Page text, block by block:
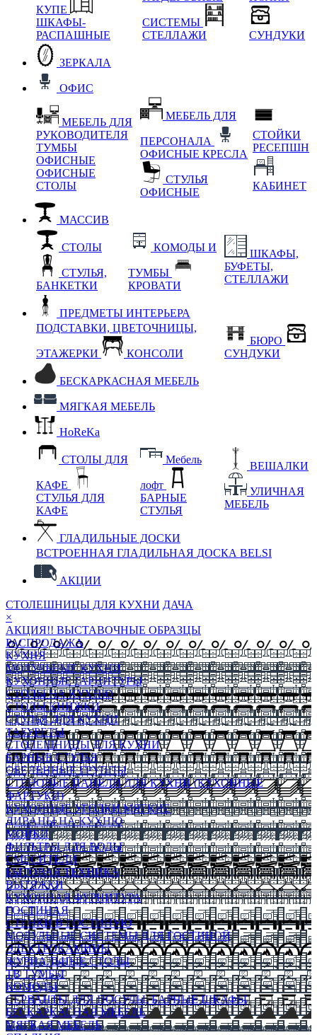
КУПЕ
ШКАФЫ-
РАСПАШНЫЕ
СИСТЕМЫ
СТЕЛЛАЖИ
СУНДУКИ
ЗЕРКАЛА
ОФИС
МЕБЕЛЬ ДЛЯ
РУКОВОДИТЕЛЯ
ТУМБЫ
ОФИСНЫЕ
ОФИСНЫЕ
СТОЛЫ
МЕБЕЛЬ ДЛЯ
ПЕРСОНАЛА
ОФИСНЫЕ КРЕСЛА
СТУЛЬЯ
ОФИСНЫЕ
СТОЙКИ
РЕСЕПШН
КАБИНЕТ
МАССИВ
СТОЛЫ
СТУЛЬЯ,
БАНКЕТКИ
КОМОДЫ И
ТУМБЫ
КРОВАТИ
ШКАФЫ,
БУФЕТЫ,
СТЕЛЛАЖИ
ПРЕДМЕТЫ ИНТЕРЬЕРА
ПОДСТАВКИ, ЦВЕТОЧНИЦЫ,
ЭТАЖЕРКИ КОНСОЛИ
БЮРО
СУНДУКИ
БЕСКАРКАСНАЯ МЕБЕЛЬ
МЯГКАЯ МЕБЕЛЬ
HoReKa
СТОЛЫ ДЛЯ
КАФЕ
СТУЛЬЯ ДЛЯ
КАФЕ
Мебель
лофт
БАРНЫЕ
СТУЛЬЯ
ВЕШАЛКИ
УЛИЧНАЯ
МЕБЕЛЬ
ГЛАДИЛЬНЫЕ ДОСКИ
ВСТРОЕННАЯ ГЛАДИЛЬНАЯ ДОСКА BELSI
АКЦИИ
СТОЛЕШНИЦЫ ДЛЯ КУХНИ ДАЧА
×
АКЦИЯ!! ВЫСТАВОЧНЫЕ ОБРАЗЦЫ
РАСПРОДАЖА
КУХНЯ
МОДУЛЬНЫЕ КУХНИ
КУХОННЫЕ ГАРНИТУРЫ
СТОЛЫ НА КУХНЮ
СТОЛЫ КНИЖКИ
СТУЛЬЯ ДЛЯ КУХНИ
ТАБУРЕТЫ
СТОЛЕШНИЦЫ ДЛЯ КУХНИ
БАРНЫЕ СТУЛЬЯ
ОБЕДЕННЫЕ ГРУППЫ
СТЕНОВЫЕ ПАНЕЛИ ДЛЯ КУХНИ (КУХОННЫЕ
ФАРТУКИ)
КУХОННЫЕ УГОЛКИ МЯГКИЕ
ДИВАНЫ НА КУХНЮ
МОЙКИ
ФИЛЬТРЫ ДЛЯ ВОДЫ
СМЕСИТЕЛИ
БЫТОВАЯ ТЕХНИКА
ВЫТЯЖКИ
КУХОННАЯ ФУРНИТУРА
ГОСТИНАЯ
СТЕНКИ В ГОСТИНУЮ
МОДУЛЬНЫЕ СИСТЕМЫ ДЛЯ ГОСТИНОЙ
ЭЛЕКТРОКАМИНЫ
ЖУРНАЛЬНЫЕ СТОЛЫ
ТВ ТУМБЫ
КОМОДЫ
СЕРВАНТЫ ДЛЯ ПОСУДЫ, БАРНЫЕ ШКАФЫ
БЕСКАРКАСНАЯ МЕБЕЛЬ
МЯГКАЯ МЕБЕЛЬ